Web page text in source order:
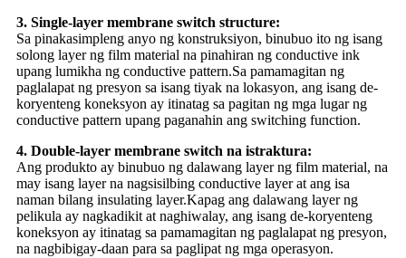
3. Single-layer membrane switch structure:
Sa pinakasimpleng anyo ng konstruksiyon, binubuo ito ng isang
solong layer ng film material na pinahiran ng conductive ink
upang lumikha ng conductive pattern.Sa pamamagitan ng
paglalapat ng presyon sa isang tiyak na lokasyon, ang isang de-
koryenteng koneksyon ay itinatag sa pagitan ng mga lugar ng
conductive pattern upang paganahin ang switching function.
4. Double-layer membrane switch na istraktura:
Ang produkto ay binubuo ng dalawang layer ng film material, na
may isang layer na nagsisilbing conductive layer at ang isa
naman bilang insulating layer.Kapag ang dalawang layer ng
pelikula ay nagkadikit at naghiwalay, ang isang de-koryenteng
koneksyon ay itinatag sa pamamagitan ng paglalapat ng presyon,
na nagbibigay-daan para sa paglipat ng mga operasyon.